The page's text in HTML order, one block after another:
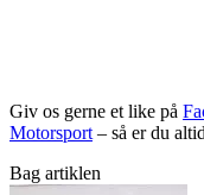
Giv os gerne et like på
Motorsport – så er du
Bag artiklen